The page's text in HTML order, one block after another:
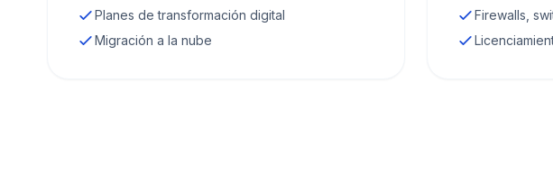
Planes de transformación digital
Migración a la nube
Firewalls,